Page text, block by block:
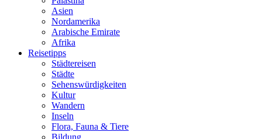
Asien
Nordamerika
Arabische Emirate
Afrika
Reisetipps
Städtereisen
Städte
Sehenswürdigkeiten
Kultur
Wandern
Inseln
Flora, Fauna & Tiere
Bildung